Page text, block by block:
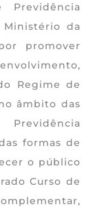
Ministério da
promover
Regime de
âmbito das
formas de
o público
Curso de